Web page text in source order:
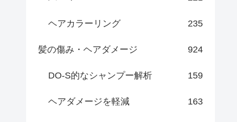
ヘアカラーリング 235
髪の傷み・ヘアダメージ 924
DO-S的なシャンプー解析 159
ヘアダメージを軽減 163